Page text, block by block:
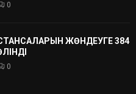
0
ЖӨНДЕУГЕ 384
0